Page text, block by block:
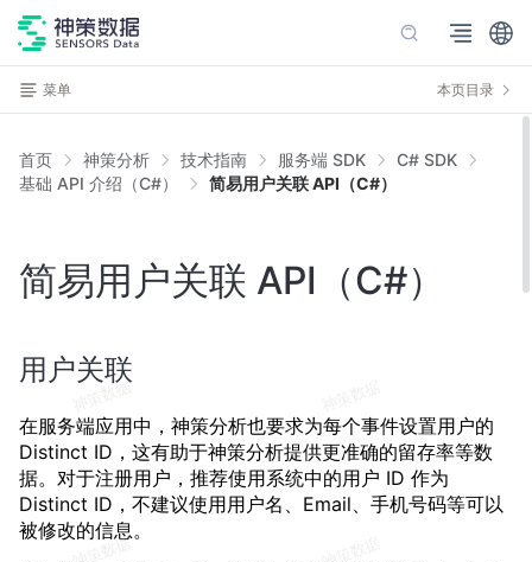
菜单 本页目录
首页 神策分析 技术指南 服务端 SDK
C# SDK
基础 API 介绍（C#）
简易用户关联 API（C#）
简易用户关联 API（C#）
用户关联
在服务端应用中，神策分析也要求为每个事件设置用户的
Distinct ID，这有助于神策分析提供更准确的留存率等数
据。对于注册用户，推荐使用系统中的用户 ID 作为
Distinct ID，不建议使用用户名、Email、手机号码等可以
被修改的信息。